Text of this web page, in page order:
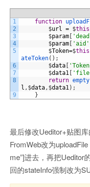
1
2
3
4
5
6
7
8
9
function
$url = $this
$param
$param 'aid'
$Token=$this
ateToken( ) ;
$data
$data1
return empty
l , $data, $data1) ;
}
最后修改Ueditor+贴图
FromWeb改为
me”]进去，再把Ueditor
回的stateInfo强制改为